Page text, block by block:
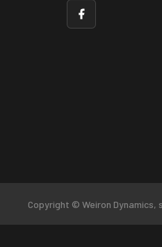
Facebook
Copyright © Weiron Dynamics,